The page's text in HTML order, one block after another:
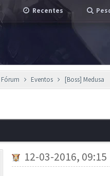
Recentes
Fórum Eventos [Boss] Medusa
12-03-2016, 09:15